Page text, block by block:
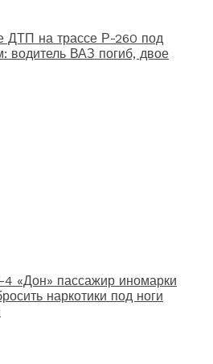
ДТП на трассе Р-260 под
водитель ВАЗ погиб, двое
«Дон» пассажир иномарки
наркотики под ноги